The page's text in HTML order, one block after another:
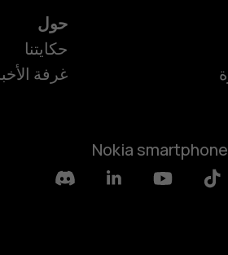
Nokia
حول
حكايتنا
غرفة
Tiktok
Youtube
Linkedin
Discord